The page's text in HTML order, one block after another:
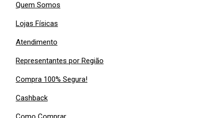
Quem Somos
Lojas Físicas
Atendimento
Representantes por Região
Compra 100% Segura!
Cashback